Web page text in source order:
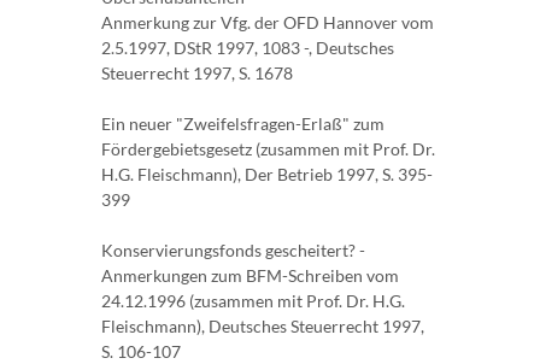
Anmerkung zur Vfg. der OFD Hannover vom
2.5.1997, DStR 1997, 1083 -, Deutsches
Steuerrecht 1997, S. 1678
Ein neuer "Zweifelsfragen-Erlaß" zum
Fördergebietsgesetz (zusammen mit Prof. Dr.
H.G. Fleischmann), Der Betrieb 1997, S. 395-
399
Konservierungsfonds gescheitert? -
Anmerkungen zum BFM-Schreiben vom
24.12.1996 (zusammen mit Prof. Dr. H.G.
Fleischmann), Deutsches Steuerrecht 1997,
S. 106-107